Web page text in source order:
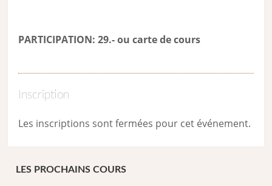
PARTICIPATION: 29.- ou carte de cours
Inscription
Les inscriptions sont fermées pour cet événement.
LES PROCHAINS COURS